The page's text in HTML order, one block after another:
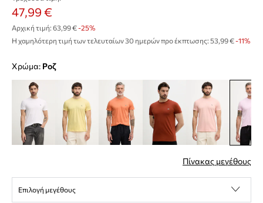
47,99 €
Αρχική τιμή: 63,99 €-25%
Η χαμηλότερη τιμή των τελευταίων 30 ημερών προ έκπτωσης: 53,99 € -11%
Χρώμα: ροζ
Πίνακας μεγέθους
Επιλογή μεγέθους